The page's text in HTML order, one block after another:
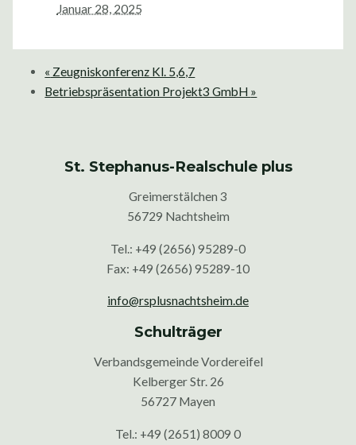
Januar 28, 2025
« Zeugniskonferenz Kl. 5,6,7
Betriebspräsentation Projekt3 GmbH »
St. Stephanus-Realschule plus
Greimerstälchen 3
56729 Nachtsheim
Tel.: +49 (2656) 95289-0
Fax: +49 (2656) 95289-10
info@rsplusnachtsheim.de
Schulträger
Verbandsgemeinde Vordereifel
Kelberger Str. 26
56727 Mayen
Tel.: +49 (2651) 8009 0